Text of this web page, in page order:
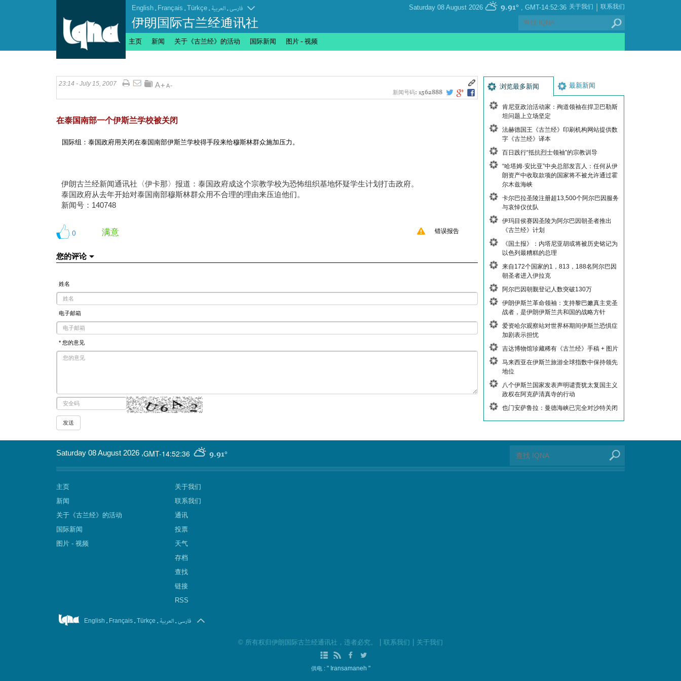
English . Français . Türkçe . العربیة.فارسی
伊朗国际古兰经通讯社
GMT-14:52:36
, Saturday 08 August 2026
9.91° 联系我们
|
关于我们
主页 新闻 关于《古兰经》的活动 国际新闻 图片 - 视频
23:14 - July 15, 2007
新闻号码: 1562888
在泰国南部一个伊斯兰学校被关闭
国际组：泰国政府用关闭在泰国南部伊斯兰学校得手段来给穆斯林群众施加压力。
伊朗古兰经新闻通讯社〈伊卡那〉报道：泰国政府成这个宗教学校为恐怖组织基地怀疑学生计划打击政府。
泰国政府从去年开始对泰国南部穆斯林群众用不合理的理由来压迫他们。
新闻号：140748
0 满意 错误报告
您的评论
姓名
电子邮箱
* 您的意见
浏览最多新闻 最新新闻
肯尼亚政治活动家：殉道领袖在捍卫巴勒斯
坦问题上立场坚定
法赫德国王《古兰经》印刷机构网站提供数
字《古兰经》译本
百日践行“抵抗烈士领袖”的宗教训导
“哈塔姆·安比亚”中央总部发言人：任何从伊
朗资产中收取款项的国家将不被允许通过霍
尔木兹海峡
卡尔巴拉圣陵注册超13,500个阿尔巴因服务
与哀悼仪仗队
伊玛目侯赛因圣陵为阿尔巴因朝圣者推出
《古兰经》计划
《国土报》：内塔尼亚胡或将被历史铭记为
以色列最糟糕的总理
来自172个国家的1，813，188名阿尔巴因
朝圣者进入伊拉克
阿尔巴因朝觐登记人数突破130万
伊朗伊斯兰革命领袖：支持黎巴嫩真主党圣
战者，是伊朗伊斯兰共和国的战略方针
爱资哈尔观察站对世界杯期间伊斯兰恐惧症
加剧表示担忧
吉达博物馆珍藏稀有《古兰经》手稿 + 图片
马来西亚在伊斯兰旅游全球指数中保持领先
地位
八个伊斯兰国家发表声明谴责犹太复国主义
政权在阿克萨清真寺的行动
也门安萨鲁拉：曼德海峡已完全对沙特关闭
GMT-14:52:36 9.91°
Saturday 08 August 2026 ,
主页
新闻
关于《古兰经》的活动
国际新闻
图片 - 视频
关于我们
联系我们
通讯
投票
天气
存档
查找
链接
RSS
English . Français .Türkçe .العربیة.فارسی
© 所有权归伊朗国际古兰经通讯社，违者必究。 | 联系我们 | 关于我们
供电 : " Iransamaneh "